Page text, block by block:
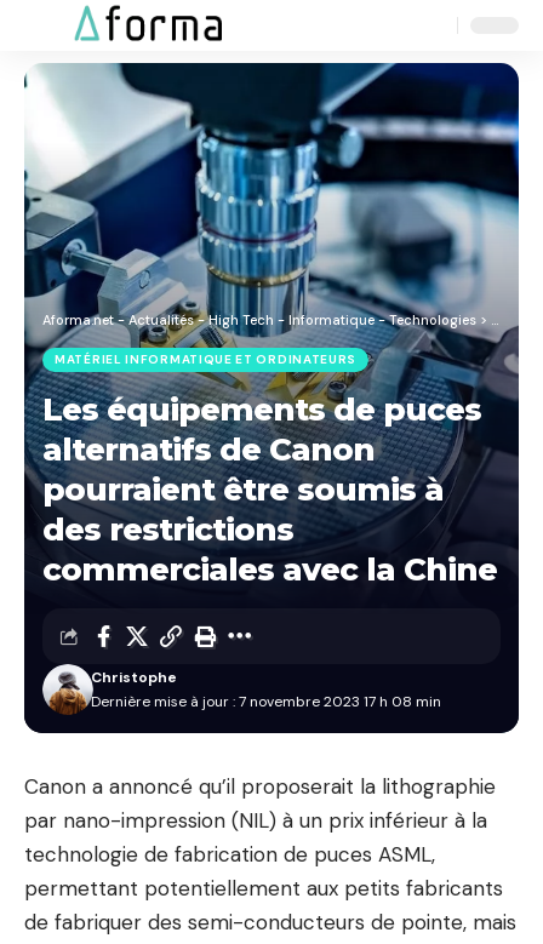
Resizer
Aforma.net - Actualités - High Tech - Informatique - Technologies > Blog
MATÉRIEL INFORMATIQUE ET ORDINATEURS
Les équipements de puces
alternatifs de Canon
pourraient être soumis à
des restrictions
commerciales avec la Chine
Dernière mise à jour : 7 novembre 2023 17 h 08 min
Christophe
Canon a annoncé qu’il proposerait la lithographie
par nano-impression (NIL) à un prix inférieur à la
technologie de fabrication de puces ASML,
permettant potentiellement aux petits fabricants
de fabriquer des semi-conducteurs de pointe, mais